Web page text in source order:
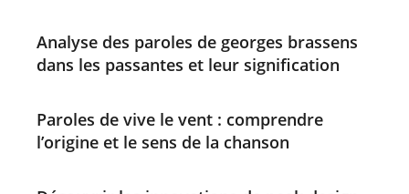
Analyse des paroles de georges brassens
dans les passantes et leur signification
Paroles de vive le vent : comprendre
l’origine et le sens de la chanson